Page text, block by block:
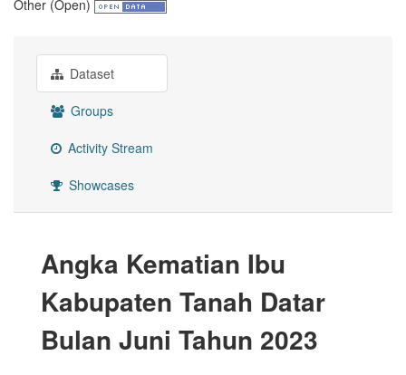
Other (Open)
Dataset
Groups
Activity Stream
Showcases
Angka Kematian Ibu
Kabupaten Tanah Datar
Bulan Juni Tahun 2023